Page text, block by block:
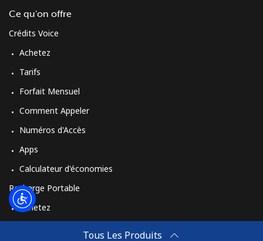
Tous Les Produits
Ce qu'on offre
Crédits Voice
Achetez
Tarifs
Forfait Mensuel
Comment Appeler
Numéros d'Accès
Apps
Calculateur d'économies
Recharge Portable
Achetez